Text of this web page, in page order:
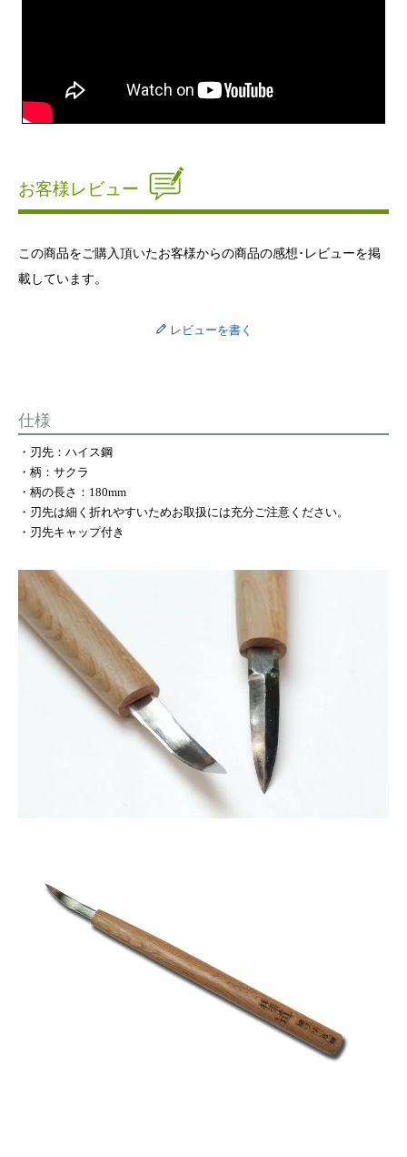
お客様レビュー
この商品をご購入頂いたお客様からの商品の感想･レビューを掲
載しています。
レビューを書く
仕様
・刃先：ハイス鋼
・柄：サクラ
・柄の長さ：180mm
・刃先は細く折れやすいためお取扱には充分ご注意ください。
・刃先キャップ付き